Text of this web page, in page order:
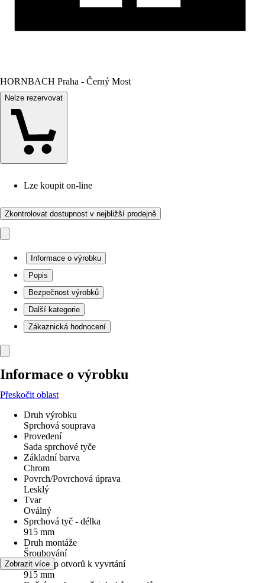
HORNBACH Praha - Černý Most
Nelze rezervovat
Lze koupit on-line
Zkontrolovat dostupnost v nejbližší prodejně
Informace o výrobku
Popis
Bezpečnost výrobků
Další kategorie
Zákaznická hodnocení
Informace o výrobku
Přeskočit oblast
Druh výrobku
Sprchová souprava
Provedení
Sada sprchové tyče
Základní barva
Chrom
Povrch/Povrchová úprava
Lesklý
Tvar
Oválný
Sprchová tyč - délka
915 mm
Druh montáže
Šroubování
Rozestup otvorů k vyvrtání
915 mm
Zobrazit více